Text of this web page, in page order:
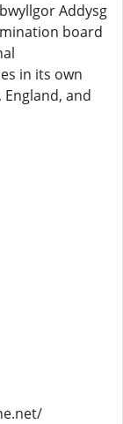
Addysg
board
in its own
and